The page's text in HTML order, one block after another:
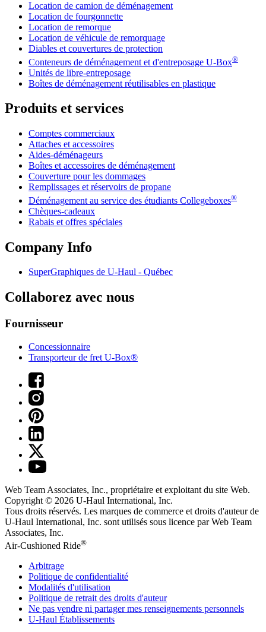
Location de camion de déménagement
Location de fourgonnette
Location de remorque
Location de véhicule de remorquage
Diables et couvertures de protection
Conteneurs de déménagement et d'entreposage U-Box®
Unités de libre-entreposage
Boîtes de déménagement réutilisables en plastique
Produits et services
Comptes commerciaux
Attaches et accessoires
Aides-déménageurs
Boîtes et accessoires de déménagement
Couverture pour les dommages
Remplissages et réservoirs de propane
Déménagement au service des étudiants Collegeboxes®
Chèques-cadeaux
Rabais et offres spéciales
Company Info
SuperGraphiques de U-Haul - Québec
Collaborez avec nous
Fournisseur
Concessionnaire
Transporteur de fret U-Box®
Web Team Associates, Inc., propriétaire et exploitant du site Web.
Copyright © 2026 U-Haul International, Inc.
Tous droits réservés. Les marques de commerce et droits d'auteur de
U-Haul International, Inc. sont utilisés sous licence par Web Team
Associates, Inc.
Air-Cushioned Ride®
Arbitrage
Politique de confidentialité
Modalités d'utilisation
Politique de retrait des droits d'auteur
Ne pas vendre ni partager mes renseignements personnels
U-Haul Établissements